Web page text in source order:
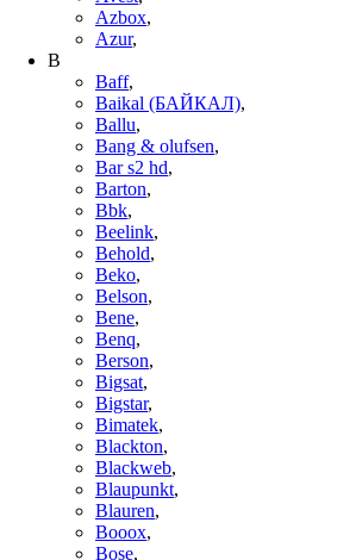
Azbox,
Azur,
B
Baff,
Baikal (БАЙКАЛ),
Ballu,
Bang & olufsen,
Bar s2 hd,
Barton,
Bbk,
Beelink,
Behold,
Beko,
Belson,
Bene,
Benq,
Berson,
Bigsat,
Bigstar,
Bimatek,
Blackton,
Blackweb,
Blaupunkt,
Blauren,
Booox,
Bose,